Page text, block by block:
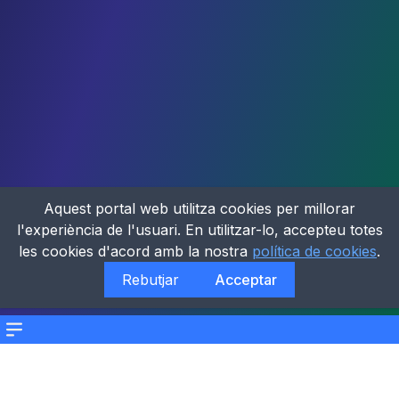
Menu
Aquest portal web utilitza cookies per millorar
l'experiència de l'usuari. En utilitzar-lo, accepteu totes
les cookies d'acord amb la nostra política de cookies.
Rebutjar
Acceptar